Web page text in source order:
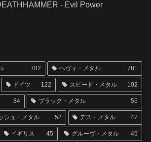
- Evil Power
782 ヘヴィ・メタル 781
ドイツ 122 スピード・メタル 102
84 ブラック・メタル 55
シュ・メタル 52 デス・メタル 47
イギリス 45 グルーヴ・メタル 45